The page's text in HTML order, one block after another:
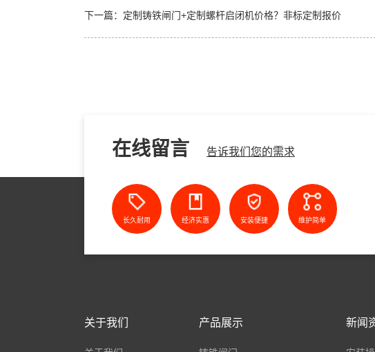
下一篇： 定制铸铁闸门+定制螺杆启闭机价格？非标定制报价
在线留言 告诉我们您的需求
长久耐用 经济实惠 安装便捷 维护简单
关于我们 产品展示 新闻